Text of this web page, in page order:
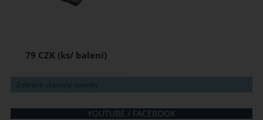
79 CZK
Zobrazit všechny novinky ...
YOUTUBE / FACEBOOK